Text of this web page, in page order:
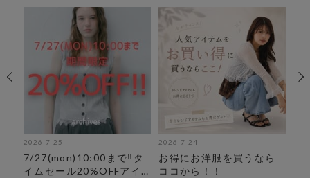
2026-7-25
7/27(mon)10:00まで‼︎タ
イムセール20%OFFアイ
2026-7-24
お得にお洋服を買うなら
ココから！！